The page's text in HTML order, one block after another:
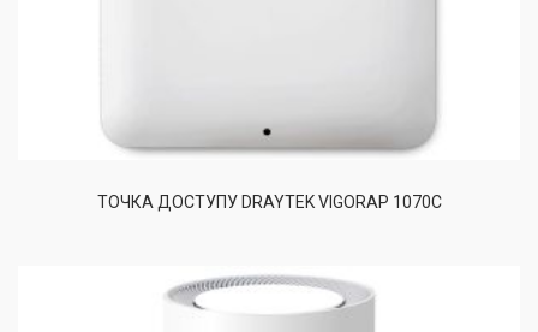
ТОЧКА ДОСТУПУ DRAYTEK VIGORAP 1070C